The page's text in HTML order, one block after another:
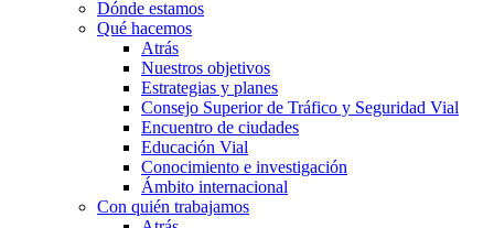
Dónde estamos
Qué hacemos
Atrás
Nuestros objetivos
Estrategias y planes
Consejo Superior de Tráfico y Seguridad Vial
Encuentro de ciudades
Educación Vial
Conocimiento e investigación
Ámbito internacional
Con quién trabajamos